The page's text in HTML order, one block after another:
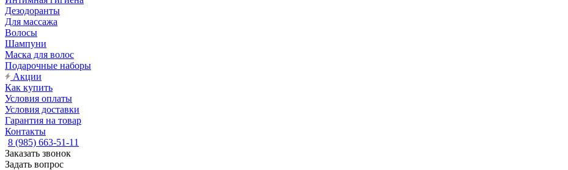
Дезодоранты
Для массажа
Волосы
Шампуни
Маска для волос
Подарочные наборы
Акции
Как купить
Условия оплаты
Условия доставки
Гарантия на товар
Контакты
8 (985) 663-51-11
Заказать звонок
Задать вопрос